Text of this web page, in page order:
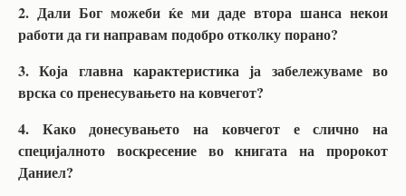
2. Дали Бог можеби ќе ми даде втора шанса некои
работи да ги направам подобро отколку порано?
3. Која главна карактеристика ја забележуваме во
врска со пренесувањето на ковчегот?
4. Како донесувањето на ковчегот е слично на
специјалното воскресение во книгата на пророкот
Даниел?